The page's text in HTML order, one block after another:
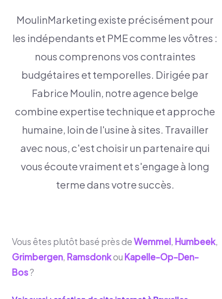
MoulinMarketing existe précisément pour
les indépendants et PME comme les vôtres :
nous comprenons vos contraintes
budgétaires et temporelles. Dirigée par
Fabrice Moulin, notre agence belge
combine expertise technique et approche
humaine, loin de l'usine à sites. Travailler
avec nous, c'est choisir un partenaire qui
vous écoute vraiment et s'engage à long
terme dans votre succès.
Vous êtes plutôt basé près deWemmel, Humbeek,
Grimbergen, Ramsdonkou Kapelle-Op-Den-
Bos?